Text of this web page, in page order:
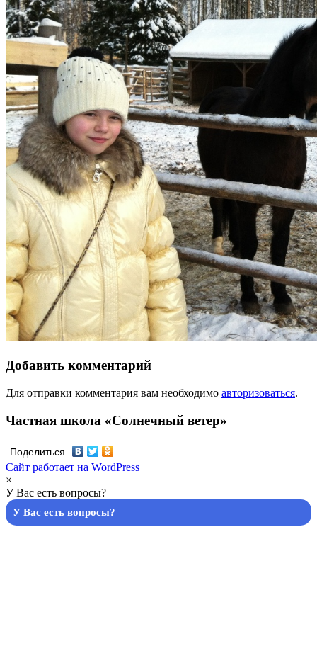
Добавить комментарий
Для отправки комментария вам необходимо авторизоваться.
Частная школа «Солнечный ветер»
Поделиться
Сайт работает на WordPress
×
У Вас есть вопросы?
У Вас есть вопросы?